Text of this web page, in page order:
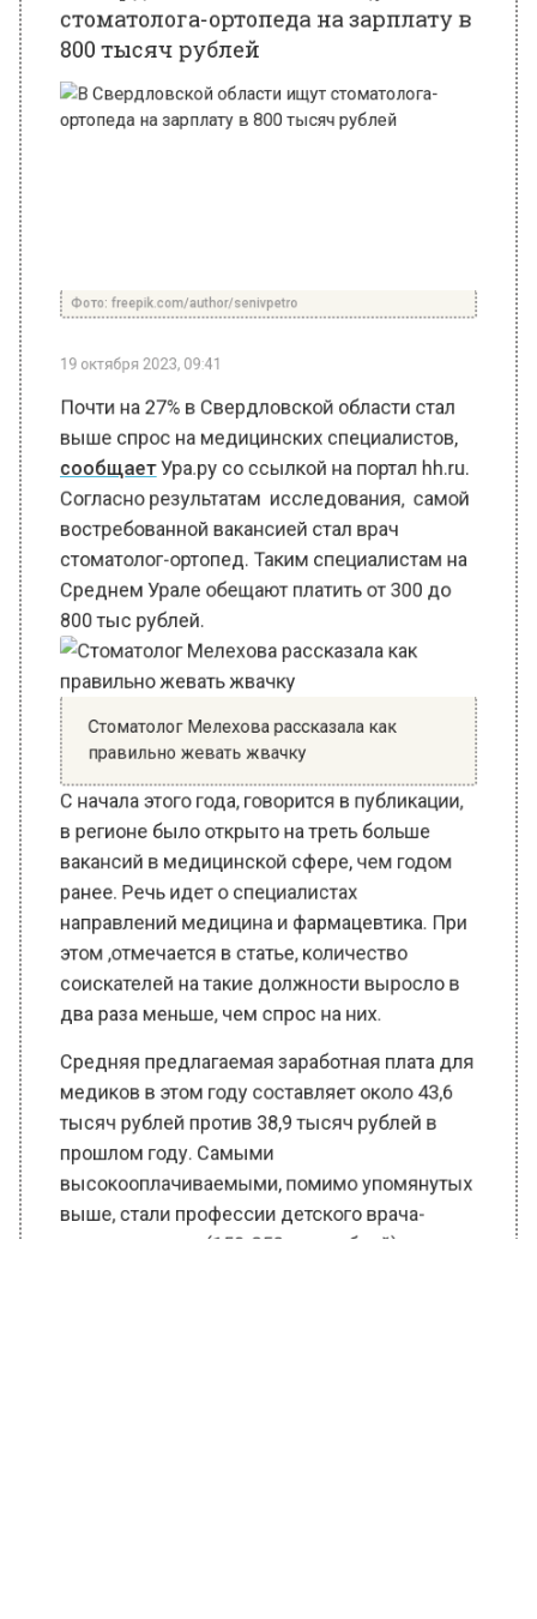
19 октября 2023, 09:41
выше спрос на медицинских специалистов,
сообщаетУра.ру со ссылкой на портал hh.ru.
Согласно результатам исследования, самой
востребованной вакансией стал врач
стоматолог-ортопед. Таким специалистам на
Среднем Урале обещают платить от 300 до
800 тыс рублей.
Стоматолог Мелехова рассказала как
правильно жевать жвачку
С начала этого года, говорится в публикации,
в регионе было открыто на треть больше
вакансий в медицинской сфере, чем годом
ранее. Речь идет о специалистах
направлений медицина и фармацевтика. При
этом ,отмечается в статье, количество
соискателей на такие должности выросло в
два раза меньше, чем спрос на них.
Средняя предлагаемая заработная плата для
медиков в этом году составляет около 43,6
тысяч рублей против 38,9 тысяч рублей в
прошлом году. Самыми
высокооплачиваемыми, помимо упомянутых
выше, стали профессии детского врача-